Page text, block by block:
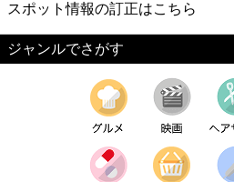
スポット情報の訂正はこちら
ジャンルでさがす